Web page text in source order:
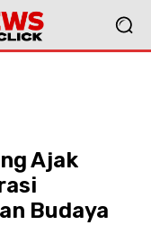
Ajak
Budaya